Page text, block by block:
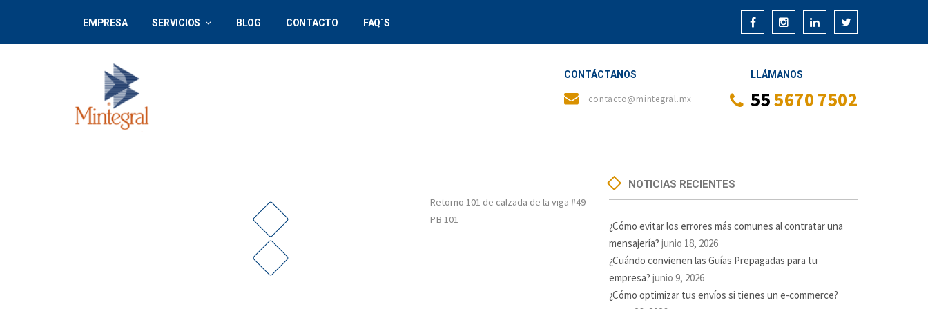
EMPRESA SERVICIOS BLOG CONTACTO FAQ´S
CONTÁCTANOS
contacto@mintegral.mx
LLÁMANOS
555670 7502
Retorno 101 de calzada de la viga #49
PB 101
NOTICIAS RECIENTES
¿Cómo evitar los errores más comunes al contratar una
mensajería? junio 18, 2026
¿Cuándo convienen las Guías Prepagadas para tu
empresa? junio 9, 2026
¿Cómo optimizar tus envíos si tienes un e-commerce?